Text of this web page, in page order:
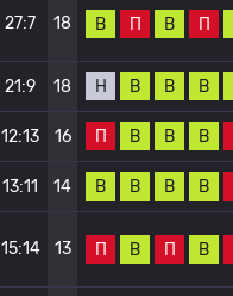
27:7 18 В П В П
21:9 18 Н В В В
12:13 16 П В В В
13:11 14 В В В В
15:14 13 П В П В